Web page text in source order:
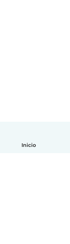
Inicio